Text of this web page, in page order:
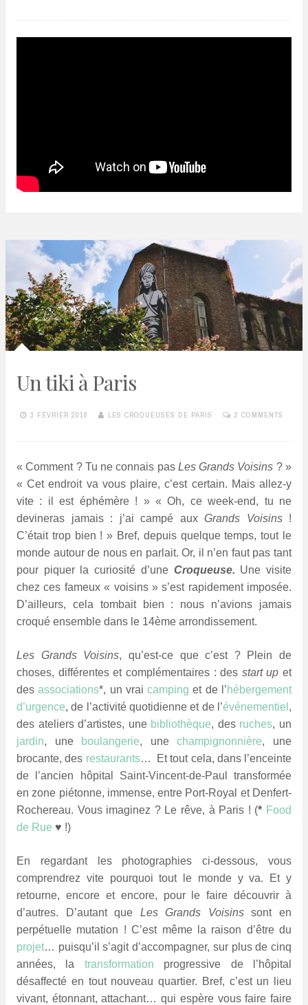
Un tiki à Paris
3 FÉVRIER 2018 LES CROQUEUSES DE PARIS 2 COMMENTS
« Comment ? Tu ne connais pas Les Grands Voisins ? »
« Cet endroit va vous plaire, c’est certain. Mais allez-y
vite : il est éphémère ! » « Oh, ce week-end, tu ne
devineras jamais : j’ai campé aux Grands Voisins !
C’était trop bien ! » Bref, depuis quelque temps, tout le
monde autour de nous en parlait. Or, il n’en faut pas tant
pour piquer la curiosité d’une Croqueuse. Une visite
chez ces fameux « voisins » s’est rapidement imposée.
D’ailleurs, cela tombait bien : nous n’avions jamais
croqué ensemble dans le 14ème arrondissement.
Les Grands Voisins, qu’est-ce que c’est ? Plein de
choses, différentes et complémentaires : des start up et
desassociations*, un vraicamping et de l’hébergement
d’urgence, de l’activité quotidienne et de l’événementiel ,
des ateliers d’artistes, une bibliothèque, des ruches, un
jardin, une boulangerie, unechampignonnière, une
brocante, des restaurants… Et tout cela, dans l’enceinte
de l’ancien hôpital Saint-Vincent-de-Paul transformée
en zone piétonne, immense, entre Port-Royal et Denfert-
Rochereau. Vous imaginez ? Le rêve, à Paris ! (* Food
de Rue ♥ !)
En regardant les photographies ci-dessous, vous
comprendrez vite pourquoi tout le monde y va. Et y
retourne, encore et encore, pour le faire découvrir à
d’autres. D’autant que Les Grands Voisinssont en
perpétuelle mutation ! C’est même la raison d’être du
projet… puisqu’il s’agit d’accompagner, sur plus de cinq
années, la transformation progressive de l’hôpital
désaffecté en tout nouveau quartier. Bref, c’est un lieu
vivant, étonnant, attachant… qui espère vous faire faire